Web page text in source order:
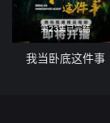
第23集已完结
我当卧底这件事